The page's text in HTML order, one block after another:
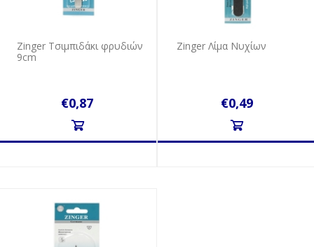
Zinger Τσιμπιδάκι φρυδιών
9cm
€0,87
Zinger Λίμα Νυχίων
€0,49